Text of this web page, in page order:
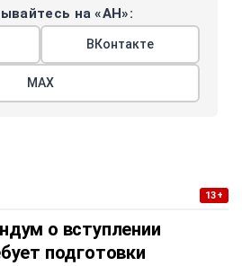
на «АН»:
ВКонтакте
МАХ
13+
о вступлении
подготовки